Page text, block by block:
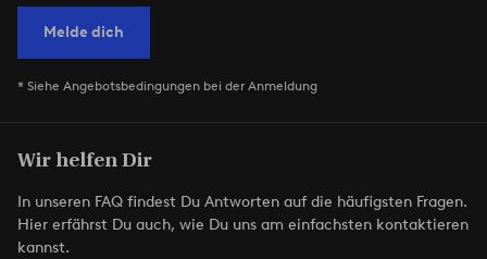
Melde dich
* Siehe Angebotsbedingungen bei der Anmeldung
Wir helfen Dir
In unseren FAQ findest Du Antworten auf die häufigsten Fragen.
Hier erfährst Du auch, wie Du uns am einfachsten kontaktieren
kannst.